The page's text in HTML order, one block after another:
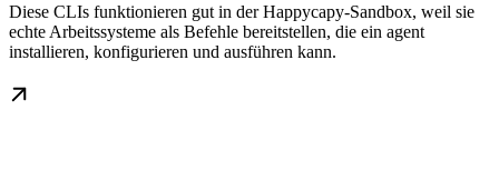
Diese CLIs funktionieren gut in der Happycapy-Sandbox, weil sie
echte Arbeitssysteme als Befehle bereitstellen, die ein agent
installieren, konfigurieren und ausführen kann.